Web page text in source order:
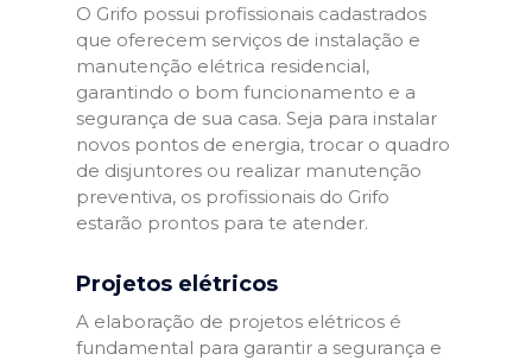
O Grifo possui profissionais cadastrados
que oferecem serviços de instalação e
manutenção elétrica residencial,
garantindo o bom funcionamento e a
segurança de sua casa. Seja para instalar
novos pontos de energia, trocar o quadro
de disjuntores ou realizar manutenção
preventiva, os profissionais do Grifo
estarão prontos para te atender.
Projetos elétricos
A elaboração de projetos elétricos é
fundamental para garantir a segurança e